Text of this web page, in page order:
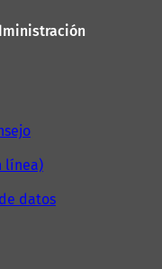
línea)
datos